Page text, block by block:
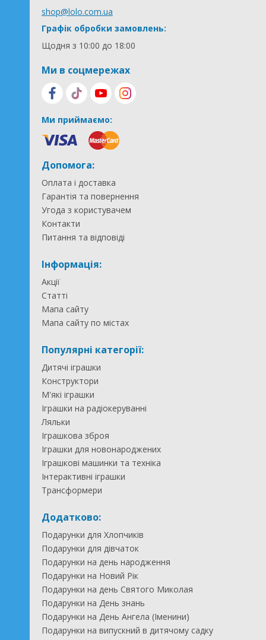
shop@lolo.com.ua
Графік обробки замовлень:
Щодня з 10:00 до 18:00
Ми в соцмережах
Ми приймаємо:
Допомога:
Оплата і доставка
Гарантія та повернення
Угода з користувачем
Контакти
Питання та відповіді
Інформація:
Акції
Статті
Мапа сайту
Мапа сайту по містах
Популярні категорії:
Дитячі іграшки
Конструктори
М'які іграшки
Іграшки на радіокеруванні
Ляльки
Іграшкова зброя
Іграшки для новонароджених
Іграшкові машинки та техніка
Інтерактивні іграшки
Трансформери
Додатково:
Подарунки для Хлопчиків
Подарунки для дівчаток
Подарунки на день народження
Подарунки на Новий Рік
Подарунки на день Святого Миколая
Подарунки на День знань
Подарунки на День Ангела (Іменини)
Подарунки на випускний в дитячому садку